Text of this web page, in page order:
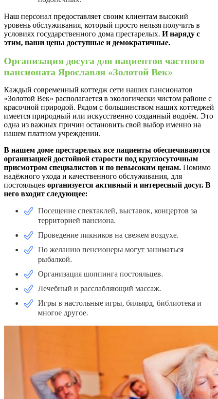
Наш персонал предоставляет своим клиентам высокий
уровень обслуживания, который просто нельзя получить в
условиях государственного дома престарелых. И наряду с
этим, наши цены доступные и демократичные.
Организация досуга для пациентов частного
пансионата Ярославля «Золотой Век»
Каждый современный коттедж сети наших пансионатов
«Золотой Век» располагается в экологически чистом районе с
красочной природой. Рядом с большинством наших коттеджей
имеется природный или искусственно созданный водоём. Это
одна из важных причин остановить свой выбор именно на
нашем платном учреждении.
В нашем доме престарелых все пациенты обеспечиваются
организацией достойной старости под круглосуточным
присмотром специалистов и по невысоким ценам. Помимо
надёжного ухода и качественного обслуживания, для
постояльцев организуется активный и интересный досуг. В
него входит следующее:
Посещение спектаклей, выставок, концертов за
территорией пансиона.
Проведение пикников на свежем воздухе.
По желанию пенсионеры могут заниматься
рыбалкой.
Организация шоппинга постояльцев.
Лечебный и расслабляющий массаж.
Игры в настольные игры, бильярд, библиотека и
многое другое.